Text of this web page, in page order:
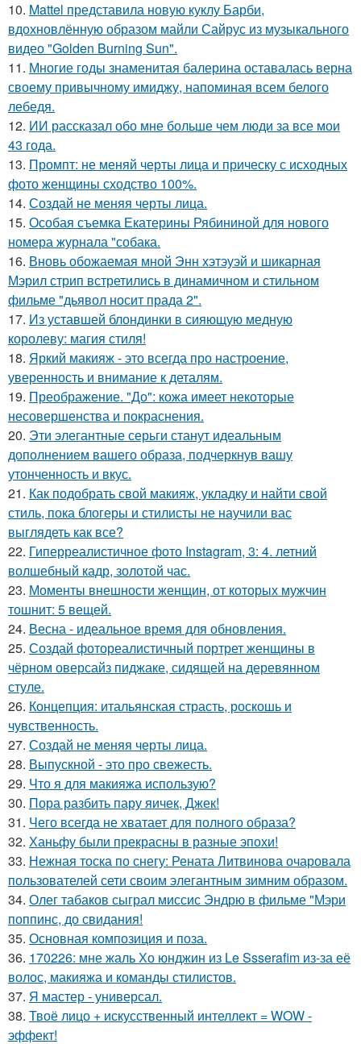
10. Mattel представила новую куклу Барби,
вдохновлённую образом майли Сайрус из музыкального
видео "Golden Burning Sun".
11. Многие годы знаменитая балерина оставалась верна
своему привычному имиджу, напоминая всем белого
лебедя.
12. ИИ рассказал обо мне больше чем люди за все мои
43 года.
13. Промпт: не меняй черты лица и прическу с исходных
фото женщины сходство 100%.
14. Создай не меняя черты лица.
15. Особая съемка Екатерины Рябининой для нового
номера журнала "собака.
16. Вновь обожаемая мной Энн хэтэуэй и шикарная
Мэрил стрип встретились в динамичном и стильном
фильме "дьявол носит прада 2".
17. Из уставшей блондинки в сияющую медную
королеву: магия стиля!
18. Яркий макияж - это всегда про настроение,
уверенность и внимание к деталям.
19. Преображение. "До": кожа имеет некоторые
несовершенства и покраснения.
20. Эти элегантные серьги станут идеальным
дополнением вашего образа, подчеркнув вашу
утонченность и вкус.
21. Как подобрать свой макияж, укладку и найти свой
стиль, пока блогеры и стилисты не научили вас
выглядеть как все?
22. Гиперреалистичное фото Instagram, 3: 4. летний
волшебный кадр, золотой час.
23. Моменты внешности женщин, от которых мужчин
тошнит: 5 вещей.
24. Весна - идеальное время для обновления.
25. Создай фотореалистичный портрет женщины в
чёрном оверсайз пиджаке, сидящей на деревянном
стуле.
26. Концепция: итальянская страсть, роскошь и
чувственность.
27. Создай не меняя черты лица.
28. Выпускной - это про свежесть.
29. Что я для макияжа использую?
30. Пора разбить пару яичек, Джек!
31. Чего всегда не хватает для полного образа?
32. Ханьфу были прекрасны в разные эпохи!
33. Нежная тоска по снегу: Рената Литвинова очаровала
пользователей сети своим элегантным зимним образом.
34. Олег табаков сыграл миссис Эндрю в фильме "Мэри
поппинс, до свидания!
35. Основная композиция и поза.
36. 170226: мне жаль Хо юнджин из Le Ssserafim из-за её
волос, макияжа и команды стилистов.
37. Я мастер - универсал.
38. Твоё лицо + искусственный интеллект = WOW -
эффект!